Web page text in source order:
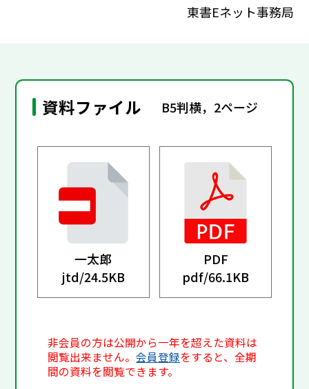
東書Eネット事務局
資料ファイル B5判横，2ページ
一太郎
jtd/24.5KB
PDF
pdf/66.1KB
非会員の方は公開から一年を超えた資料は
閲覧出来ません。会員登録をすると、全期
間の資料を閲覧できます。